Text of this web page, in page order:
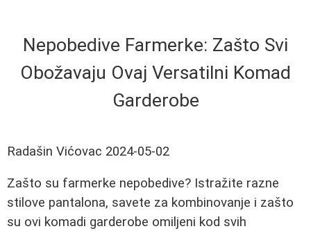
Nepobedive Farmerke: Zašto Svi
Obožavaju Ovaj Versatilni Komad
Garderobe
Radašin Vićovac 2024-05-02
Zašto su farmerke nepobedive? Istražite razne
stilove pantalona, savete za kombinovanje i zašto
su ovi komadi garderobe omiljeni kod svih